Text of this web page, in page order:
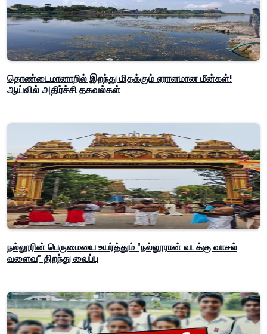
தொண்டைமானாறில் இறந்து மிதக்கும் ஏராளமான மீன்கள்!
ஆய்வில் அதிர்ச்சி தகவல்கள்
நல்லூரின் பெருமையை உயர்த்தும் "நல்லூரான் வடக்கு வாசல்
வளைவு" திறந்து வைப்பு